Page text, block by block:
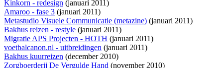
Kinkorn - redesign (januari 2011)
Amaroo - fase 3 (januari 2011)
Metastudio Visuele Communicatie (metazine) (januari 2011)
Bakhus reizen - restyle (januari 2011)
Migratie APS Projecten - HOTH (januari 2011)
voetbalcanon.nl - uitbreidingen (januari 2011)
Bakhus kuurreizen (december 2010)
Zorgboerderij De Vergulde Hand (november 2010)